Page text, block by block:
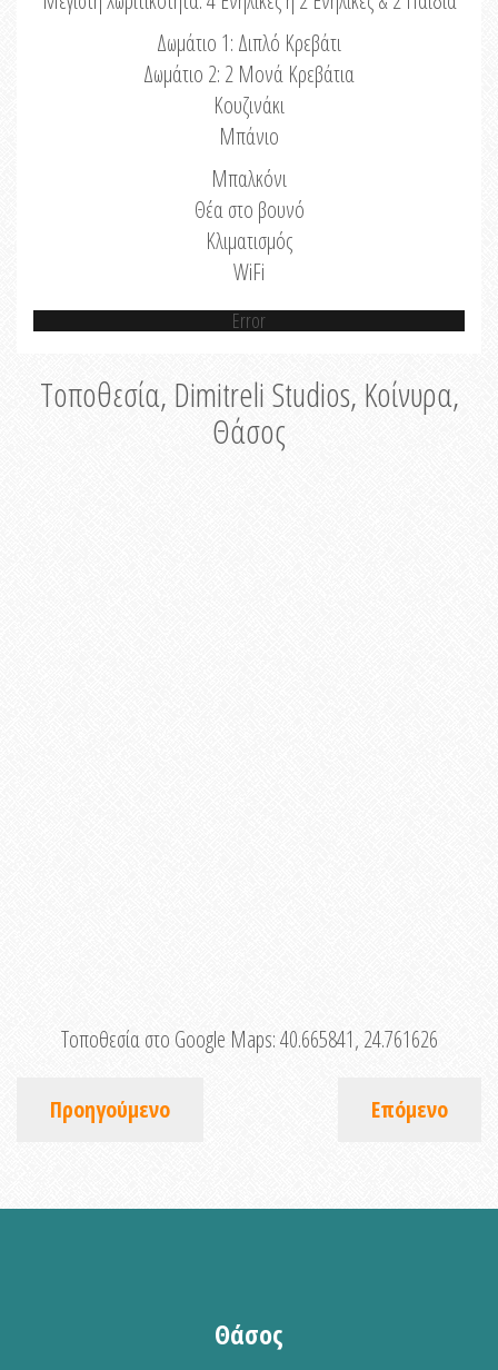
Δωμάτιο 1: Διπλό Κρεβάτι
Δωμάτιο 2: 2 Μονά Κρεβάτια
Κουζινάκι
Μπάνιο
Μπαλκόνι
Θέα στο βουνό
Κλιματισμός
WiFi
Error
Τοποθεσία, Dimitreli Studios, Κοίνυρα,
Θάσος
Τοποθεσία στο Google Maps:40.665841, 24.761626
Προηγούμενο Επόμενο
Θάσος